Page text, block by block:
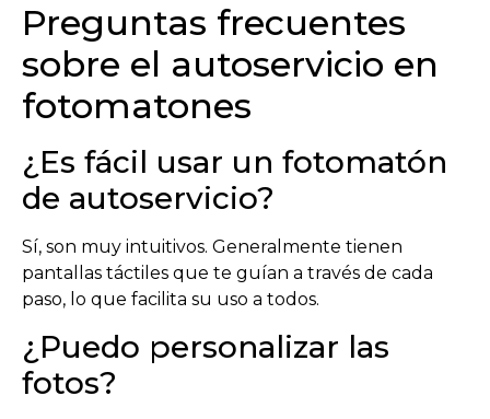
Preguntas frecuentes
sobre el autoservicio en
fotomatones
¿Es fácil usar un fotomatón
de autoservicio?
Sí, son muy intuitivos. Generalmente tienen
pantallas táctiles que te guían a través de cada
paso, lo que facilita su uso a todos.
¿Puedo personalizar las
fotos?